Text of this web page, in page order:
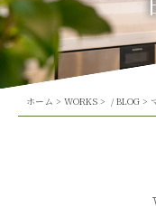
ホーム > WORKS> / BLOG>